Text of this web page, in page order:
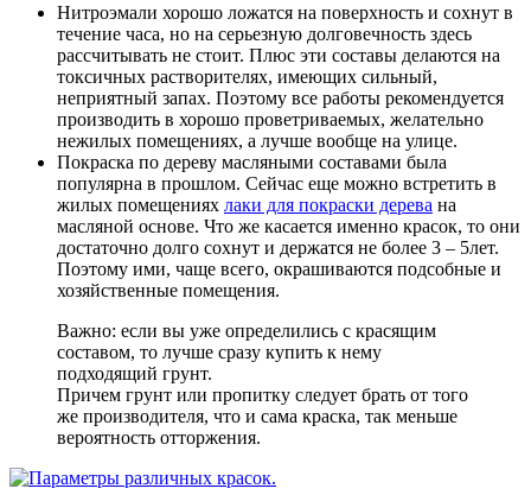
Нитроэмали хорошо ложатся на поверхность и сохнут в
течение часа, но на серьезную долговечность здесь
рассчитывать не стоит. Плюс эти составы делаются на
токсичных растворителях, имеющих сильный,
неприятный запах. Поэтому все работы рекомендуется
производить в хорошо проветриваемых, желательно
нежилых помещениях, а лучше вообще на улице.
Покраска по дереву масляными составами была
популярна в прошлом. Сейчас еще можно встретить в
жилых помещениях лаки для покраски дерева на
масляной основе. Что же касается именно красок, то они
достаточно долго сохнут и держатся не более 3 – 5лет.
Поэтому ими, чаще всего, окрашиваются подсобные и
хозяйственные помещения.
Важно: если вы уже определились с красящим
составом, то лучше сразу купить к нему
подходящий грунт.
Причем грунт или пропитку следует брать от того
же производителя, что и сама краска, так меньше
вероятность отторжения.